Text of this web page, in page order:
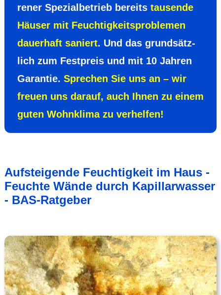
rener Spezial­betrieb bereits tausende
Häuser mit Feuchtig­keits­problemen
dauerhaft saniert. Und das grund­sätz­
lich zum Fest­preis und mit 10 Jahren
Garantie. Sprechen Sie uns an – wir
freuen uns darauf, auch Ihnen zu einem
guten Wohn­klima zu verhelfen!
Aufsteigende Feuchtigkeit im Haus -
Feuchte Wände durch Kapillarwasser
- BAS-Ratgeber